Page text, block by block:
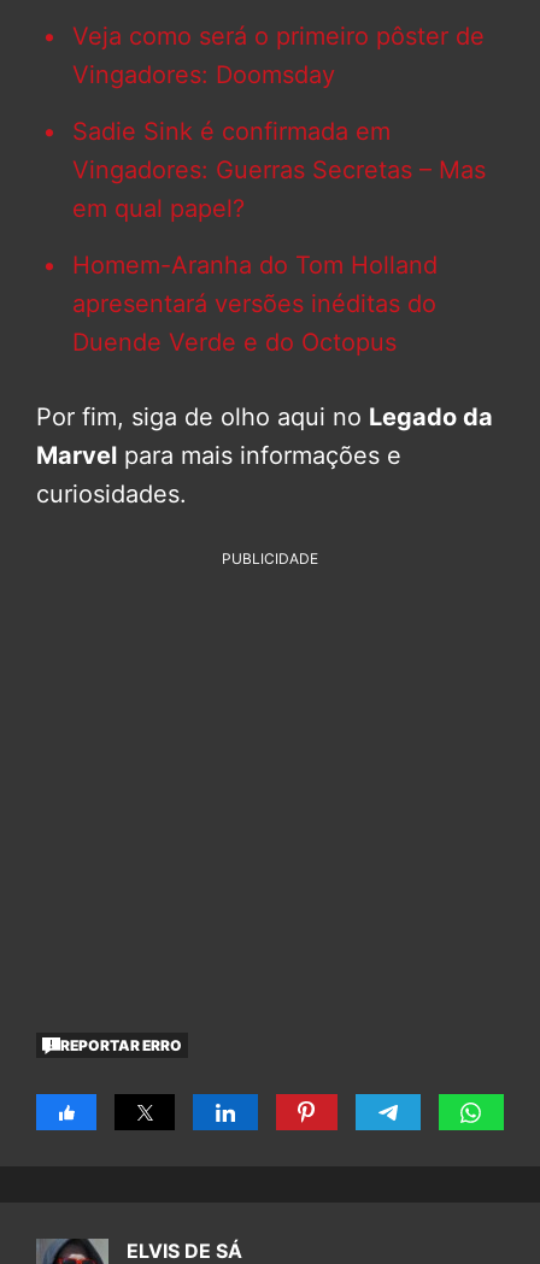
Veja como será o primeiro pôster de
Vingadores: Doomsday
Sadie Sink é confirmada em
Vingadores: Guerras Secretas – Mas
em qual papel?
Homem-Aranha do Tom Holland
apresentará versões inéditas do
Duende Verde e do Octopus
Por fim, siga de olho aqui no Legado da
Marvel para mais informações e
curiosidades.
PUBLICIDADE
REPORTAR ERRO
ELVIS DE SÁ